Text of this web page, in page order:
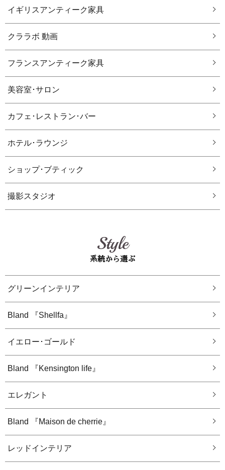
イギリスアンティーク家具
クララボ 動画
フランスアンティーク家具
美容室･サロン
カフェ･レストラン･バー
ホテル･ラウンジ
ショップ･ブティック
撮影スタジオ
Style
系統から選ぶ
グリーンインテリア
Bland 『Shellfa』
イエロー･ゴールド
Bland 『Kensington life』
エレガント
Bland 『Maison de cherrie』
レッドインテリア